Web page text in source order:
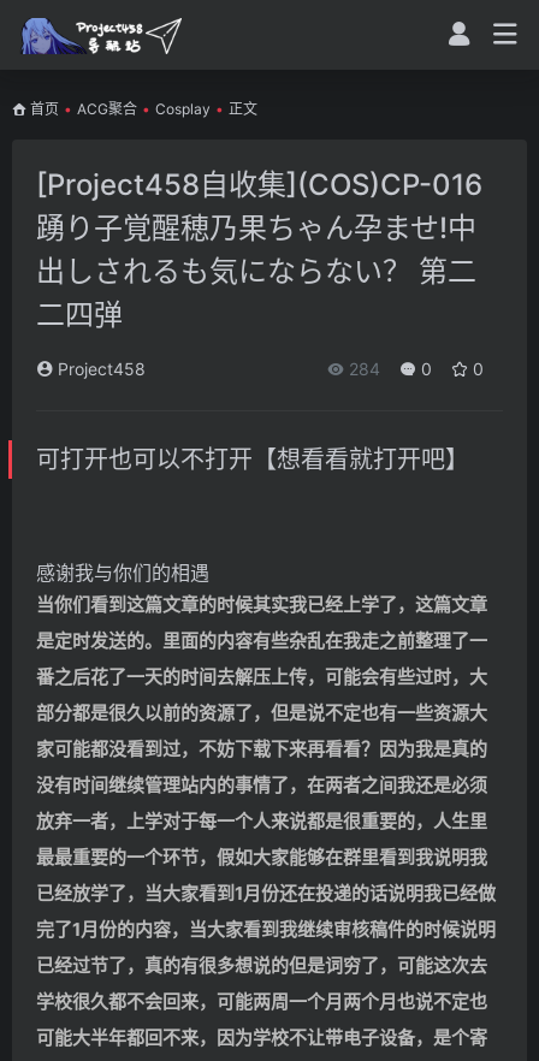
首页 • ACG聚合 • Cosplay • 正文
[Project458自收集](COS)CP-016
踴り子覚醒穂乃果ちゃん孕ませ!中
出しされるも気にならない？ 第二
二四弹
Project458 284 0 0
可打开也可以不打开【想看看就打开吧】
感谢我与你们的相遇
当你们看到这篇文章的时候其实我已经上学了，这篇文章
是定时发送的。里面的内容有些杂乱在我走之前整理了一
番之后花了一天的时间去解压上传，可能会有些过时，大
部分都是很久以前的资源了，但是说不定也有一些资源大
家可能都没看到过，不妨下载下来再看看？因为我是真的
没有时间继续管理站内的事情了，在两者之间我还是必须
放弃一者，上学对于每一个人来说都是很重要的，人生里
最最重要的一个环节，假如大家能够在群里看到我说明我
已经放学了，当大家看到1月份还在投递的话说明我已经做
完了1月份的内容，当大家看到我继续审核稿件的时候说明
已经过节了，真的有很多想说的但是词穷了，可能这次去
学校很久都不会回来，可能两周一个月两个月也说不定也
可能大半年都回不来，因为学校不让带电子设备，是个寄